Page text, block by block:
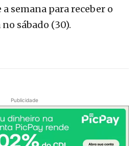
semana para receber o
sábado (30).
Publicidade